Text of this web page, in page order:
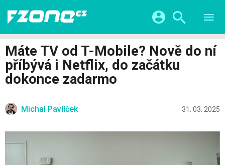
VIDEA
SERIÁLY
CHYTRÁ MĚSTA
ŽIVOT BUDOUCNOSTI
HRY A ZÁBAVA
Facebook Google
Máte TV od T-Mobile? Nově do ní
příbývá i Netflix, do začátku
dokonce zadarmo
Michal Pavlíček 31. 03. 2025